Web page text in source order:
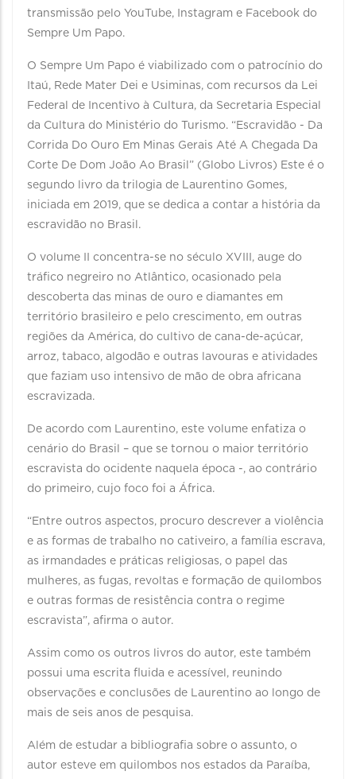
transmissão pelo YouTube, Instagram e Facebook do
Sempre Um Papo.
O Sempre Um Papo é viabilizado com o patrocínio do
Itaú, Rede Mater Dei e Usiminas, com recursos da Lei
Federal de Incentivo à Cultura, da Secretaria Especial
da Cultura do Ministério do Turismo. “Escravidão - Da
Corrida Do Ouro Em Minas Gerais Até A Chegada Da
Corte De Dom João Ao Brasil” (Globo Livros) Este é o
segundo livro da trilogia de Laurentino Gomes,
iniciada em 2019, que se dedica a contar a história da
escravidão no Brasil.
O volume II concentra-se no século XVIII, auge do
tráfico negreiro no Atlântico, ocasionado pela
descoberta das minas de ouro e diamantes em
território brasileiro e pelo crescimento, em outras
regiões da América, do cultivo de cana-de-açúcar,
arroz, tabaco, algodão e outras lavouras e atividades
que faziam uso intensivo de mão de obra africana
escravizada.
De acordo com Laurentino, este volume enfatiza o
cenário do Brasil – que se tornou o maior território
escravista do ocidente naquela época -, ao contrário
do primeiro, cujo foco foi a África.
“Entre outros aspectos, procuro descrever a violência
e as formas de trabalho no cativeiro, a família escrava,
as irmandades e práticas religiosas, o papel das
mulheres, as fugas, revoltas e formação de quilombos
e outras formas de resistência contra o regime
escravista”, afirma o autor.
Assim como os outros livros do autor, este também
possui uma escrita fluida e acessível, reunindo
observações e conclusões de Laurentino ao longo de
mais de seis anos de pesquisa.
Além de estudar a bibliografia sobre o assunto, o
autor esteve em quilombos nos estados da Paraíba,